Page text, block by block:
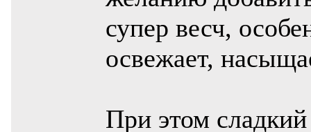
супер весч,
освежает,
При этом